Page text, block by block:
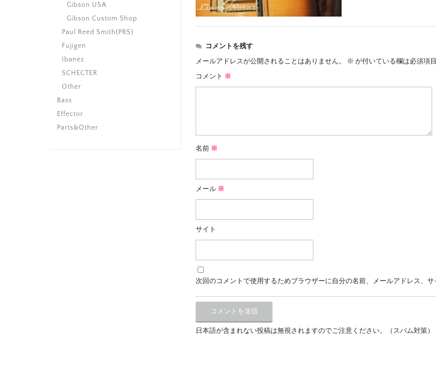
コメントを残す
メールアドレスが公開されることはありません。
※ が付いている欄は必須項
コメント ※
名前 ※
メール ※
サイト
次回のコメントで使用するためブラウザーに自分の名前、メールアドレス、
日本語が含まれない投稿は無視されますのでご注意ください。（スパム対策）
Gibson USA
Gibson Custom Shop
Paul Reed Smith(PRS)
Fujigen
Ibanez
SCHECTER
Other
Bass
Effector
Parts&Other